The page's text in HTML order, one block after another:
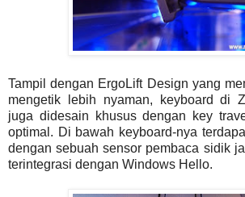
Tampil dengan ErgoLift Design yang
mengetik lebih nyaman, keyboard di
juga didesain khusus dengan key
optimal. Di bawah keyboard-nya
dengan sebuah sensor pembaca sidik
terintegrasi dengan Windows Hello.